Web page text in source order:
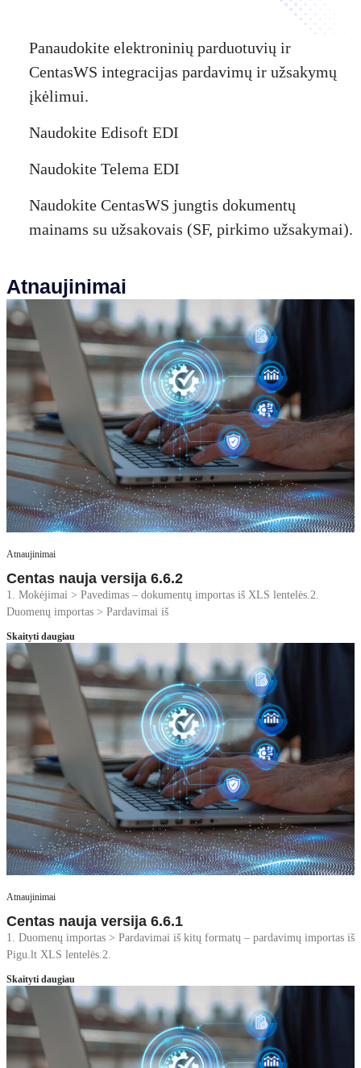
Panaudokite elektroninių parduotuvių ir
CentasWS integracijas pardavimų ir užsakymų
įkėlimui.
Naudokite Edisoft EDI
Naudokite Telema EDI
Naudokite CentasWS jungtis dokumentų
mainams su užsakovais (SF, pirkimo užsakymai).
Atnaujinimai
Atnaujinimai
Centas nauja versija 6.6.2
1. Mokėjimai > Pavedimas – dokumentų importas iš XLS lentelės.2.
Duomenų importas > Pardavimai iš
Skaityti daugiau
Atnaujinimai
Centas nauja versija 6.6.1
1. Duomenų importas > Pardavimai iš kitų formatų – pardavimų importas iš
Pigu.lt XLS lentelės.2.
Skaityti daugiau